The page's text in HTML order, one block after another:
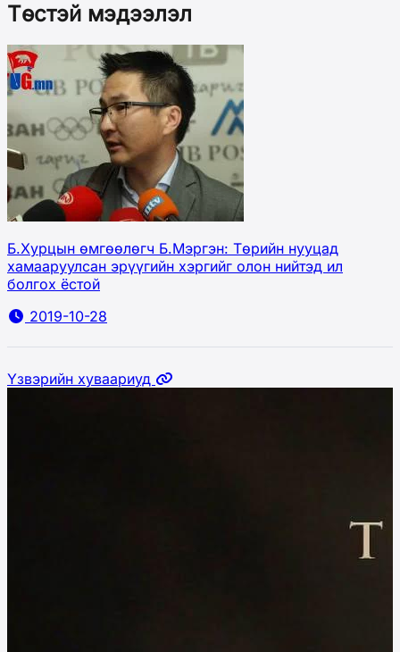
Төстэй мэдээлэл
Б.Хурцын өмгөөлөгч Б.Мэргэн: Төрийн нууцад
хамааруулсан эрүүгийн хэргийг олон нийтэд ил
болгох ёстой
2019-10-28
Үзвэрийн хуваариуд